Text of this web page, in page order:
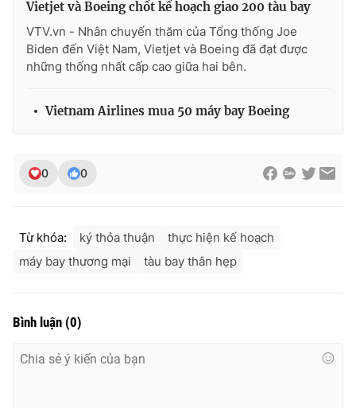
Ðiện thoại Thời báo VTV:024.66 897 897
Email:toasoan@vtv.vn
Liên hệ quảng cáo:024-7300.7108
Vietjet và Boeing chốt kế hoạch giao 200 tàu bay
VTV.vn - Nhân chuyến thăm của Tổng thống Joe
Biden đến Việt Nam, Vietjet và Boeing đã đạt được
những thống nhất cấp cao giữa hai bên.
Vietnam Airlines mua 50 máy bay Boeing
0 0
Từ khóa: ký thỏa thuận
thực hiện kế hoạch
máy bay thương mại
tàu bay thân hẹp
Bình luận (0)